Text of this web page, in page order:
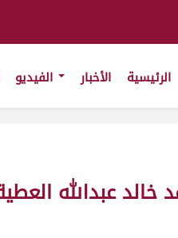
الرئيسية الأخبار